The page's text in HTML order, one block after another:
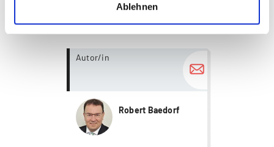
Ablehnen
Autor/in
Robert Baedorf
more...